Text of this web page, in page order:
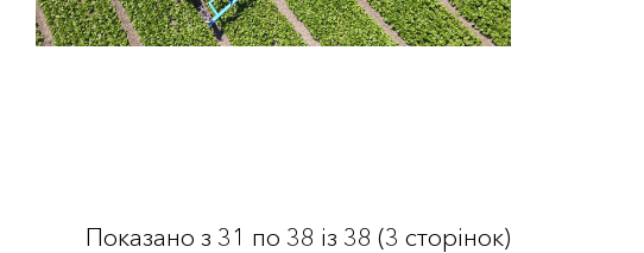
Показано з 31 по 38 із 38 (3 сторінок)